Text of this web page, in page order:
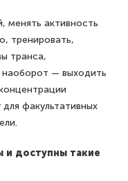
менять активность
тренировать,
транса,
— выходить
факультативных
и доступны такие